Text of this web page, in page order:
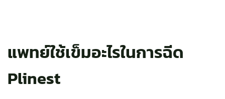
แพทย์ใช้เข็มอะไรในการฉีด
Plinest